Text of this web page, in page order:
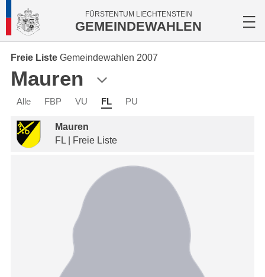
FÜRSTENTUM LIECHTENSTEIN
GEMEINDEWAHLEN
Freie Liste Gemeindewahlen 2007
Mauren
Alle FBP VU FL PU
Mauren
FL | Freie Liste